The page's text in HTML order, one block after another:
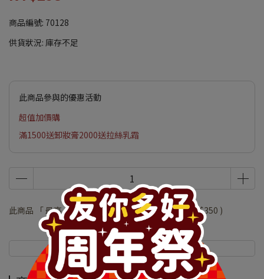
商品編號: 70128
供貨狀況: 庫存不足
此商品參與的優惠活動
超值加價購
滿1500送卸妝膏2000送拉絲乳霜
此商品 「 最高 」可以折抵紅利70000點 (約等於NT$350 )
商品介紹 規格說明